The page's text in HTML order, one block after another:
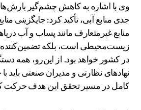
وی با اشاره به کاهش چشم‌گیر
جدی منابع آبی، تأکید کرد: جایگزینی
منابع غیرمتعارف مانند پساب و آب
زیست‌محیطی است، بلکه تضمین‌کننده
در کشور خواهد بود. از این‌رو، همه
نهادهای نظارتی و مدیران صنعتی باید
کامل در مسیر تحقق این هدف حرکت